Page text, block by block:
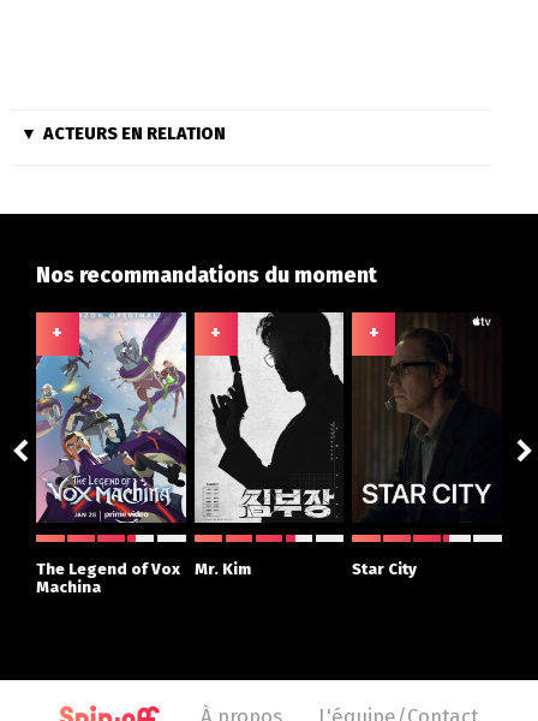
ACTEURS EN RELATION
Nos recommandations du moment
+
The Legend of Vox
Machina
+
Mr. Kim
+
Star City
À propos L'équipe/Contact